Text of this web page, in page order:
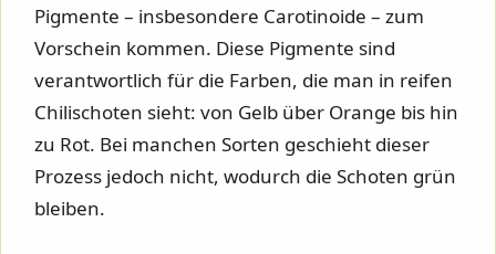
Pigmente – insbesondere Carotinoide – zum
Vorschein kommen. Diese Pigmente sind
verantwortlich für die Farben, die man in reifen
Chilischoten sieht: von Gelb über Orange bis hin
zu Rot. Bei manchen Sorten geschieht dieser
Prozess jedoch nicht, wodurch die Schoten grün
bleiben.